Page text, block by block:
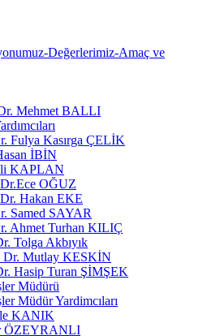
Değerlerimiz-Amaç ve
Mehmet BALLI
Fulya Kasırga ÇELİK
İBİN
KAPLAN
OĞUZ
Hakan EKE
Samed SAYAR
Ahmet Turhan KILIÇ
Tolga Akbıyık
Dr. Mutlay KESKİN
Hasip Turan ŞİMŞEK
Müdürü
Müdür Yardimcıları
KANIK
ÖZEYRANLI